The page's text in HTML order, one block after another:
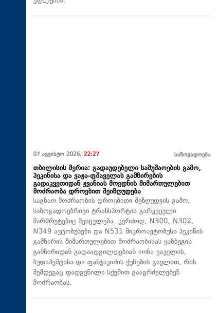
07 აგვისტო 2026, 22:27 საზოგადოება
თბილისის მერია: გადაუდებელი სამუშაოების გამო,
პეკინისა და ვაჟა-ფშაველას გამზირების
გადაკვეთიდან ჟვანიას მოედნის მიმართულებით
მოძრაობა დროებით შეიზღუდება
საგზაო მოძრაობის დროებითი შეზღუდვის გამო,
საზოგადოებრივი ტრანსპორტის გარკვეული
მარშრუტებიც შეიცვლება. კერძოდ, N300, N302,
N349 ავტობუსები და N531 მიკროავტობუსი პეკინის
გამზირის მიმართულებით მოძრაობისას ყაზბეგის
გამზირიდან გადაადგილდებიან იონა ვაკელის,
ბუდაპეშტისა და ფანჯიკიძის ქუჩების გავლით, რის
შემდეგაც დადგენილი სქემით გააგრძელებენ
მოძრაობას.